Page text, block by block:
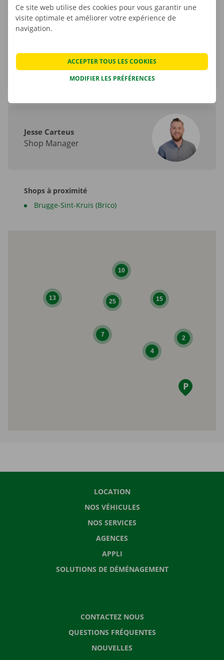
Tel.:+32 800 11 266
Jesse Carteus
Shop Manager
Shops à proximité
Brugge-Sint-Kruis (Brico)
25 15
13
7
10
4
2
LOCATION
NOS VÉHICULES
NOS SERVICES
AGENCES
APPLI
SOLUTIONS DE DÉMÉNAGEMENT
CONTACTEZ NOUS
QUESTIONS FRÉQUENTES
NOUVELLES
Ce site web utilise des cookies pour vous garantir une
visite optimale et améliorer votre expérience de
navigation.
MODIFIER LES PRÉFÉRENCES
ACCEPTER TOUS LES COOKIES